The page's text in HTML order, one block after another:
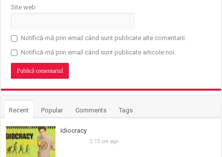
Site web
Notifică-mă prin email când sunt publicate alte comentarii.
Notifică-mă prin email când sunt publicate articole noi.
Recent Popular Comments Tags
Idiocracy
13 ore ago